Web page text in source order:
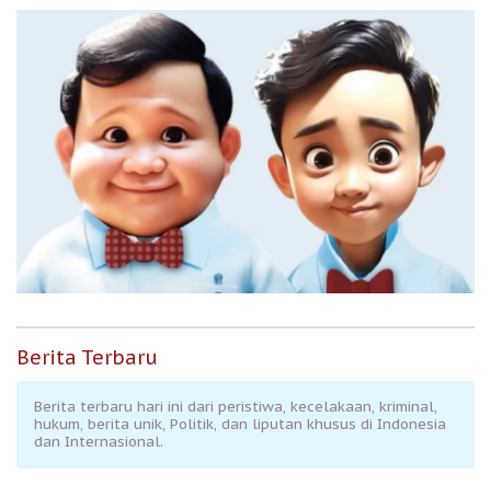
Berita Terbaru
Berita terbaru hari ini dari peristiwa, kecelakaan, kriminal,
hukum, berita unik, Politik, dan liputan khusus di Indonesia
dan Internasional.